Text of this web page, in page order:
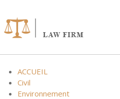
content
ACCUEIL
Civil
Environnement